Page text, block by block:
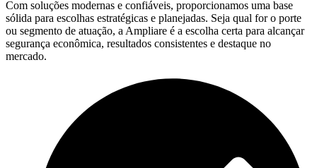
Com soluções modernas e confiáveis, proporcionamos uma base
sólida para escolhas estratégicas e planejadas. Seja qual for o porte
ou segmento de atuação, a Ampliare é a escolha certa para alcançar
segurança econômica, resultados consistentes e destaque no
mercado.